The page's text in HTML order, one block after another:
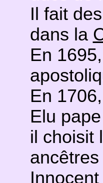
Il fait
dans la
En
En
Elu
il choisit
ancêtres